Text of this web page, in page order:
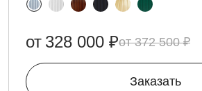
372 500 ₽
от 328 000 ₽
Заказать